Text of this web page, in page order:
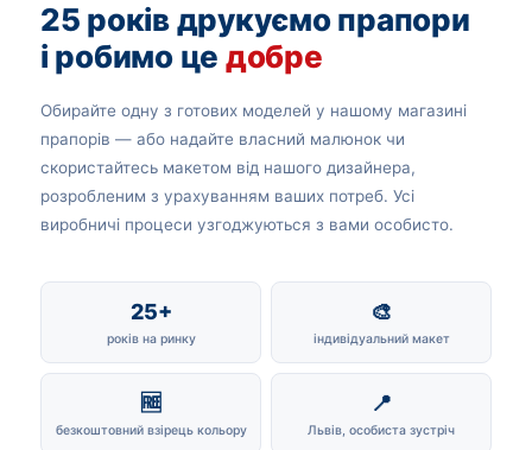
25 років друкуємо прапори
і робимо це добре
Обирайте одну з готових моделей у нашому магазині
прапорів — або надайте власний малюнок чи
скористайтесь макетом від нашого дизайнера,
розробленим з урахуванням ваших потреб. Усі
виробничі процеси узгоджуються з вами особисто.
25+
років на ринку
🎨
індивідуальний макет
🆓
безкоштовний взірець кольору
📍
Львів, особиста зустріч